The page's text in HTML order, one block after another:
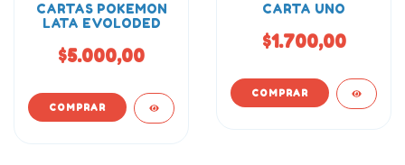
CARTAS POKEMON
LATA EVOLODED
$5.000,00
CARTA UNO
$1.700,00